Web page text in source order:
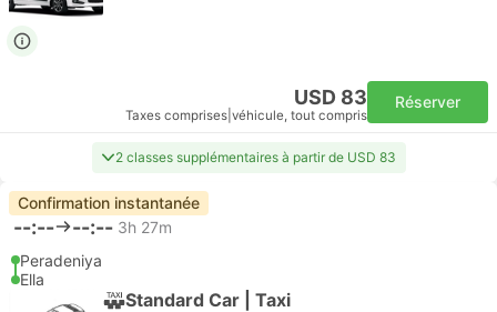
USD 83
Taxes comprises véhicule, tout compris
Réserver
2 classes supplémentaires à partir de USD 83
Confirmation instantanée
--:-- --:-- 3h 27m
Peradeniya
Ella
Standard Car | Taxi